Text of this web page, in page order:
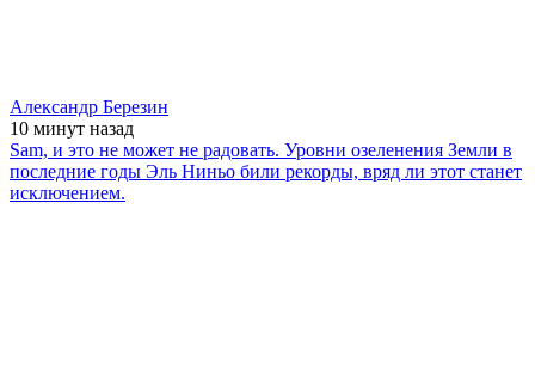
Александр Березин
10 минут назад
Sam, и это не может не радовать. Уровни озеленения Земли в
последние годы Эль Ниньо били рекорды, вряд ли этот станет
исключением.